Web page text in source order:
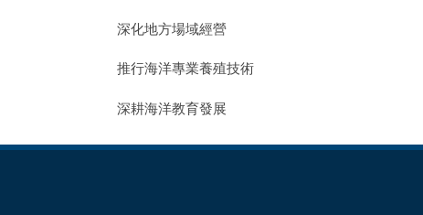
深化地方場域經營
推行海洋專業養殖技術
深耕海洋教育發展